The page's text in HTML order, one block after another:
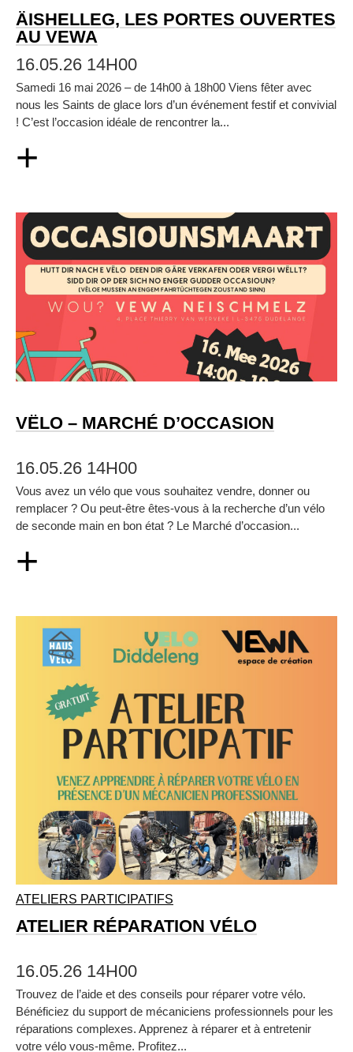
ÄISHELLEG, LES PORTES OUVERTES
AU VEWA
16.05.26 14H00
Samedi 16 mai 2026 – de 14h00 à 18h00 Viens fêter avec
nous les Saints de glace lors d’un événement festif et convivial
! C’est l’occasion idéale de rencontrer la...
+
VËLO – MARCHÉ D’OCCASION
16.05.26 14H00
Vous avez un vélo que vous souhaitez vendre, donner ou
remplacer ? Ou peut‑être êtes‑vous à la recherche d’un vélo
de seconde main en bon état ? Le Marché d’occasion...
+
ATELIERS PARTICIPATIFS
ATELIER RÉPARATION VÉLO
16.05.26 14H00
Trouvez de l’aide et des conseils pour réparer votre vélo.
Bénéficiez du support de mécaniciens professionnels pour les
réparations complexes. Apprenez à réparer et à entretenir
votre vélo vous‑même. Profitez...